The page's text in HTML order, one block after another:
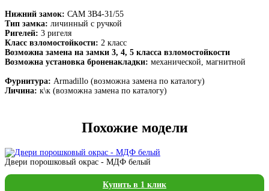
Нижний замок: САМ ЗВ4-31/55
Тип замка: личинный с ручкой
Ригелей: 3 ригеля
Класс взломостойкости: 2 класс
Возможна замена на замки 3, 4, 5 класса взломостойкости
Возможна установка броненакладки: механической, магнитной
Фурнитура: Armadillo (возможна замена по каталогу)
Личина: к\к (возможна замена по каталогу)
Похожие модели
Двери порошковый окрас - МДФ белый
Купить в 1 клик